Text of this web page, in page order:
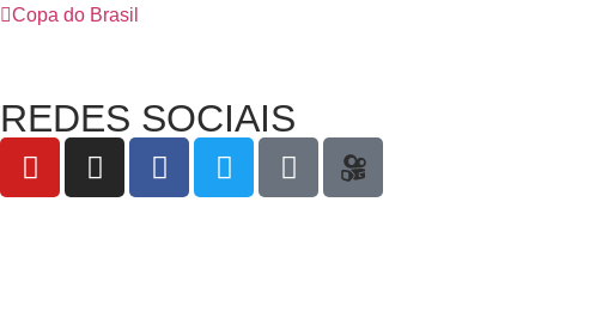
Copa do Brasil
REDES SOCIAIS